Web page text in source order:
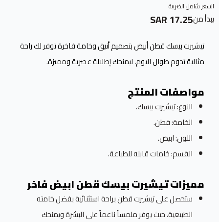
السعر شامل الضريبة
يبدأ من17.25 SAR
تيشيرت بيسك قطن أبيض بتصميم أنيق وخامة فاخرة توفر لك راحة
مثالية تدوم طوال اليوم، ليمنحك إطلالة عصرية ومميزة.
مواصفات المنتج
النوع: تيشيرت بيسك.
الخامة: قطن.
اللون: ابيض.
القسم: خامات قابله للطباعة.
مميزات تيشيرت بيسك قطن ابيض فاخر
ستحصل على تيشيرت قطن براحة استثنائية بفضل خامته
الطبيعية، حيث يوفر ملمساً ناعماً على البشرة ويمنحك